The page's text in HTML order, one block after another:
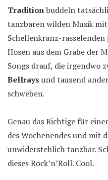
Traditionbuddeln
tanzbaren wilden Musik
Schellenkranz-
Hosen aus dem Grabe der
Songs drauf, die irgendwo
Bellraysund tausend
schweben.
Genau das Richtige für
des Wochenendes und mit
unwiderstehlich tanzbar.
dieses Rock’n’Roll. Cool.